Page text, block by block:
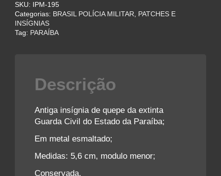
Guarda
Civil
da
SKU:
IPM-195
Categorias: BRASIL POLÍCIA MILITAR
PATCHES E
INSÍGNIAS
Tag: PARAÍBA
Descrição
Antiga insígnia de quepe da extinta
Guarda Civil do Estado da Paraíba;
Em metal esmaltado;
Medidas: 5,6 cm, modulo menor;
Conservada.